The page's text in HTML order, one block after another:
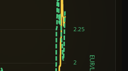
EUR/L
2
2.25